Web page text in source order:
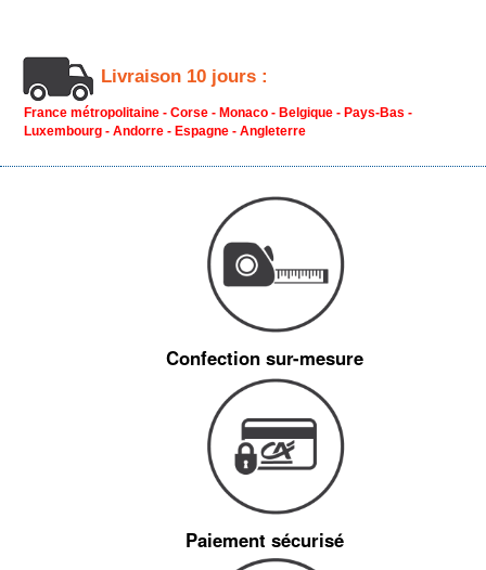
Livraison 10 jours :
France métropolitaine - Corse - Monaco - Belgique - Pays-Bas -
Luxembourg - Andorre - Espagne - Angleterre
Confection sur-mesure
Paiement sécurisé